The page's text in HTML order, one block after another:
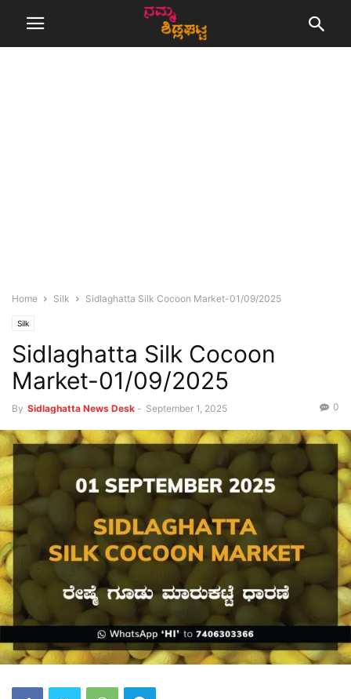
Home Silk Sidlaghatta Silk Cocoon Market-01/09/2025
Silk
Sidlaghatta Silk Cocoon
Market-01/09/2025
By Sidlaghatta News Desk - September 1, 2025 0